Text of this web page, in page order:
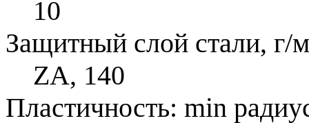
10
Защитный слой стали, г/
ZA, 140
Пластичность: min